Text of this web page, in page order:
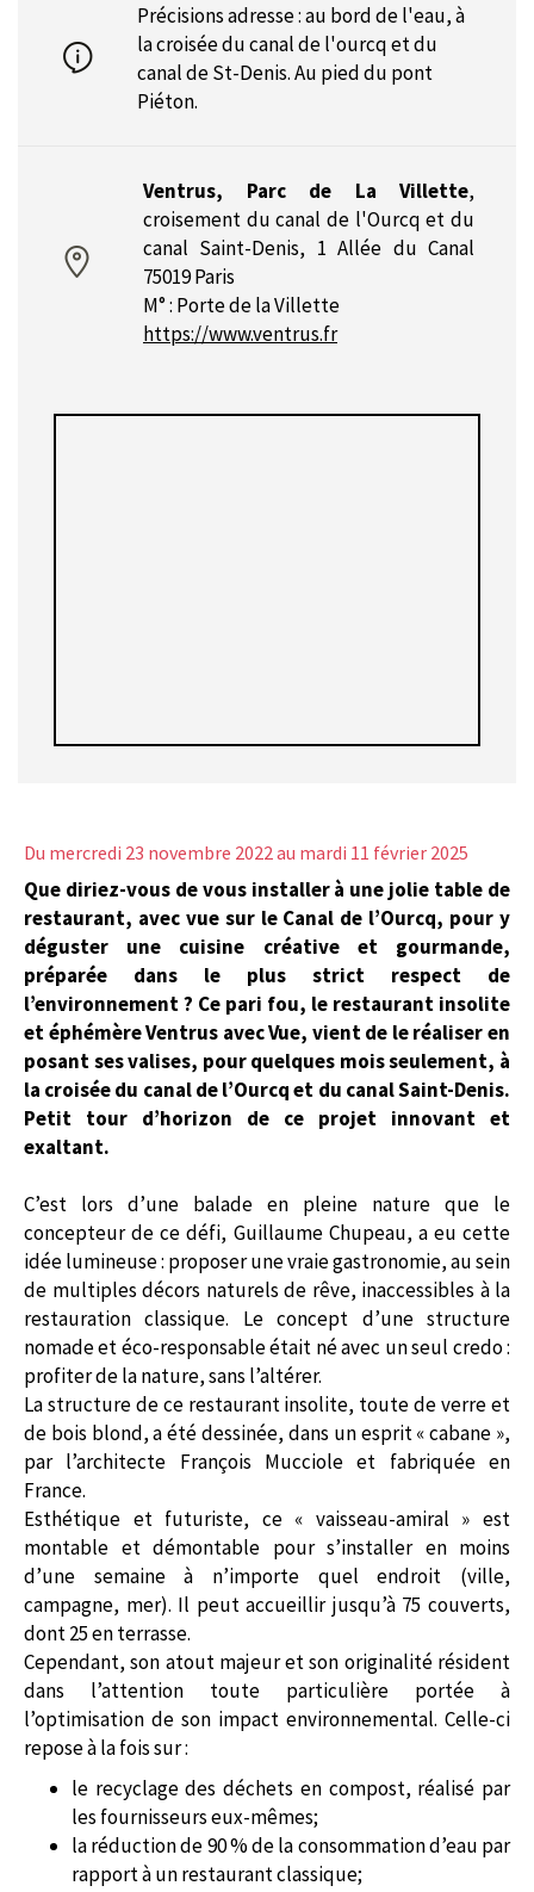
Précisions adresse : au bord de l'eau, à
la croisée du canal de l'ourcq et du
canal de St-Denis. Au pied du pont
Piéton.
Ventrus, Parc de La Villette,
croisement du canal de l'Ourcq et du
canal Saint-Denis, 1 Allée du Canal
75019 Paris
M° : Porte de la Villette
https://www.ventrus.fr
Du mercredi 23 novembre 2022 au mardi 11 février 2025
Que diriez-vous de vous installer à une jolie table de
restaurant, avec vue sur le Canal de l’Ourcq, pour y
déguster une cuisine créative et gourmande,
préparée dans le plus strict respect de
l’environnement ? Ce pari fou, le restaurant insolite
et éphémère Ventrus avec Vue, vient de le réaliser en
posant ses valises, pour quelques mois seulement, à
la croisée du canal de l’Ourcq et du canal Saint-Denis.
Petit tour d’horizon de ce projet innovant et
exaltant.
C’est lors d’une balade en pleine nature que le
concepteur de ce défi, Guillaume Chupeau, a eu cette
idée lumineuse : proposer une vraie gastronomie, au sein
de multiples décors naturels de rêve, inaccessibles à la
restauration classique. Le concept d’une structure
nomade et éco-responsable était né avec un seul credo :
profiter de la nature, sans l’altérer.
La structure de ce restaurant insolite, toute de verre et
de bois blond, a été dessinée, dans un esprit « cabane »,
par l’architecte François Mucciole et fabriquée en
France.
Esthétique et futuriste, ce « vaisseau-amiral » est
montable et démontable pour s’installer en moins
d’une semaine à n’importe quel endroit (ville,
campagne, mer). Il peut accueillir jusqu’à 75 couverts,
dont 25 en terrasse.
Cependant, son atout majeur et son originalité résident
dans l’attention toute particulière portée à
l’optimisation de son impact environnemental. Celle-ci
repose à la fois sur :
le recyclage des déchets en compost, réalisé par
les fournisseurs eux-mêmes;
la réduction de 90 % de la consommation d’eau par
rapport à un restaurant classique;